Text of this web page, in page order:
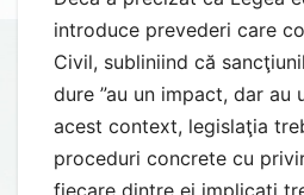
introduce prevederi care
Civil, subliniind că
dure ”au un impact, dar au
acest context, legislaţia
proceduri concrete cu
fiecare dintre ei implicaţi